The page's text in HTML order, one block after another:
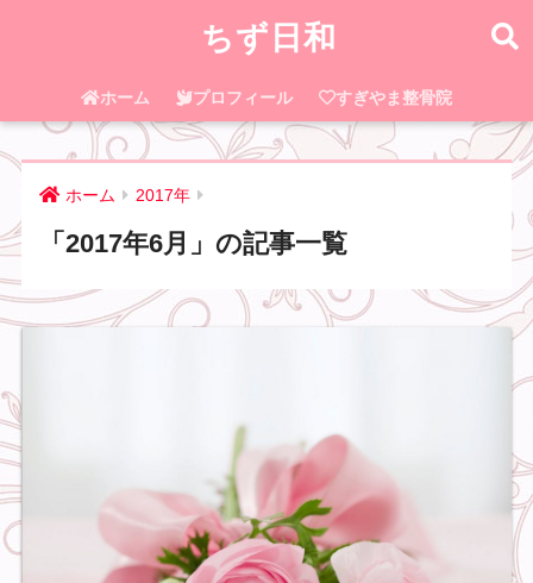
ちず日和
ホーム プロフィール すぎやま整骨院
ホーム 2017年
「2017年6月」の記事一覧